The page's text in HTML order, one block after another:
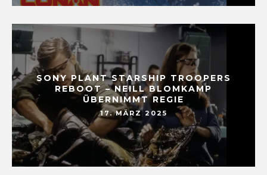
SONY PLANT STARSHIP TROOPERS
REBOOT – NEILL BLOMKAMP
ÜBERNIMMT REGIE
17. MÄRZ 2025